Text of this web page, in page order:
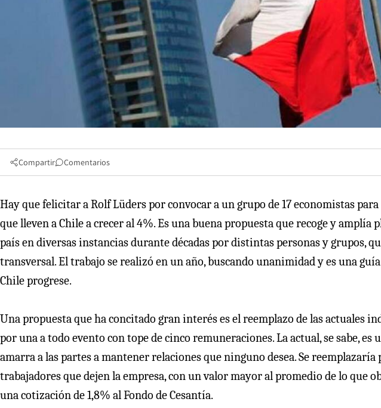
Compartir Comentarios
Hay que felicitar a Rolf Lüders por convocar a un grupo de 17 economistas
que lleven a Chile a crecer al 4%. Es una buena propuesta que recoge y
país en diversas instancias durante décadas por distintas personas y grupos,
transversal. El trabajo se realizó en un año, buscando unanimidad y es una
Chile progrese.
Una propuesta que ha concitado gran interés es el reemplazo de las actuales
por una a todo evento con tope de cinco remuneraciones. La actual, se sabe,
amarra a las partes a mantener relaciones que ninguno desea. Se
trabajadores que dejen la empresa, con un valor mayor al promedio de lo que
una cotización de 1,8% al Fondo de Cesantía.